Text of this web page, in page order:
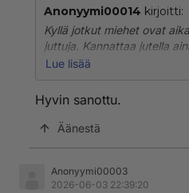
Anonyymi00014 kirjoitti:
Kyllä jotkut miehet ovat
juttuja. Kannattaa jutella
kanssa asioista, eihän se
Lue lisää
Hyvin sanottu.
Äänestä
Anonyymi00003
2026-06-03 22:39:20